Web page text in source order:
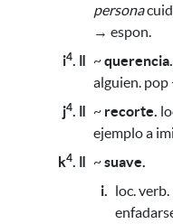
persona
→ espon.
i4. ǁ ~querencia.
alguien.
j4. ǁ ~ recorte.
ejemplo a
k4. ǁ ~suave.
i. loc. verb.